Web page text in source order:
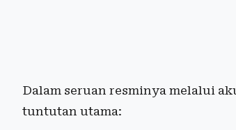
Dalam seruan resminya melalui
tuntutan utama: